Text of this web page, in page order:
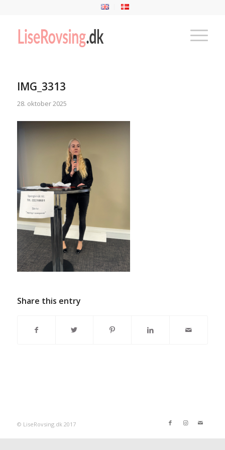
IMG_3313
28. oktober 2025
Share this entry
© LiseRovsing.dk 2017